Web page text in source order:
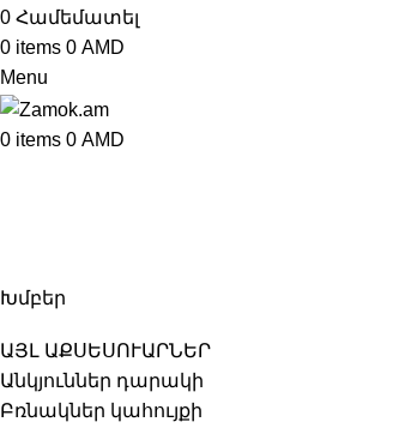
0 Համեմատել
0 items 0 AMD
Menu
0 items 0 AMD
Խմբեր
ԱՅԼ ԱՔՍԵՍՈՒԱՐՆԵՐ
Անկյուններ դարակի
Բռնակներ կահույքի